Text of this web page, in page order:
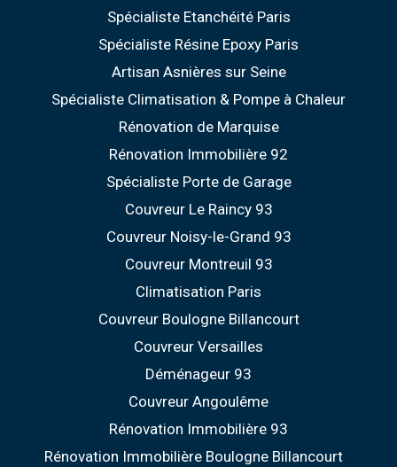
Spécialiste Etanchéité Paris
Spécialiste Résine Epoxy Paris
Artisan Asnières sur Seine
Spécialiste Climatisation & Pompe à Chaleur
Rénovation de Marquise
Rénovation Immobilière 92
Spécialiste Porte de Garage
Couvreur Le Raincy 93
Couvreur Noisy-le-Grand 93
Couvreur Montreuil 93
Climatisation Paris
Couvreur Boulogne Billancourt
Couvreur Versailles
Déménageur 93
Couvreur Angoulême
Rénovation Immobilière 93
Rénovation Immobilière Boulogne Billancourt